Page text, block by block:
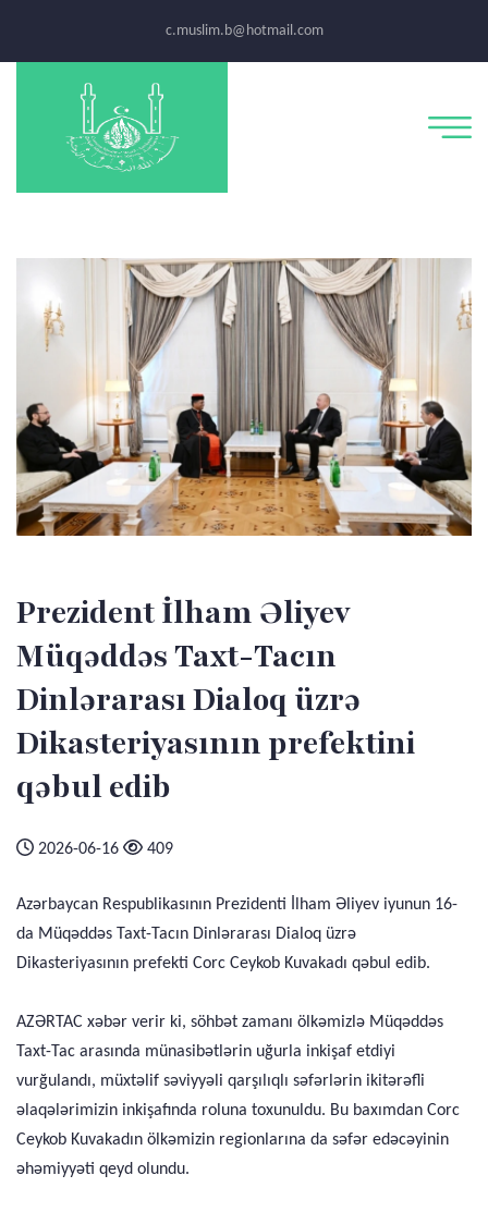
c.muslim.b@hotmail.com
Prezident İlham Əliyev
Müqəddəs Taxt-Tacın
Dinlərarası Dialoq üzrə
Dikasteriyasının prefektini
qəbul edib
2026-06-16 409
Azərbaycan Respublikasının Prezidenti İlham Əliyev iyunun 16-
da Müqəddəs Taxt-Tacın Dinlərarası Dialoq üzrə
Dikasteriyasının prefekti Corc Ceykob Kuvakadı qəbul edib.
AZƏRTAC xəbər verir ki, söhbət zamanı ölkəmizlə Müqəddəs
Taxt-Tac arasında münasibətlərin uğurla inkişaf etdiyi
vurğulandı, müxtəlif səviyyəli qarşılıqlı səfərlərin ikitərəfli
əlaqələrimizin inkişafında roluna toxunuldu. Bu baxımdan Corc
Ceykob Kuvakadın ölkəmizin regionlarına da səfər edəcəyinin
əhəmiyyəti qeyd olundu.